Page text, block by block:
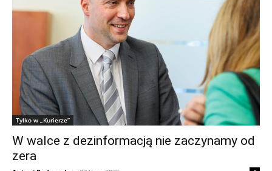
Tylko w „Kurierze”
W walce z dezinformacją nie zaczynamy od
zera